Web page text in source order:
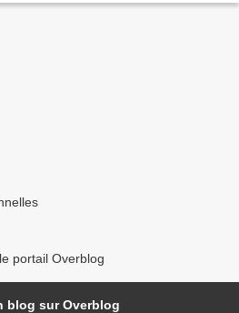
portail Overblog
blog sur Overblog